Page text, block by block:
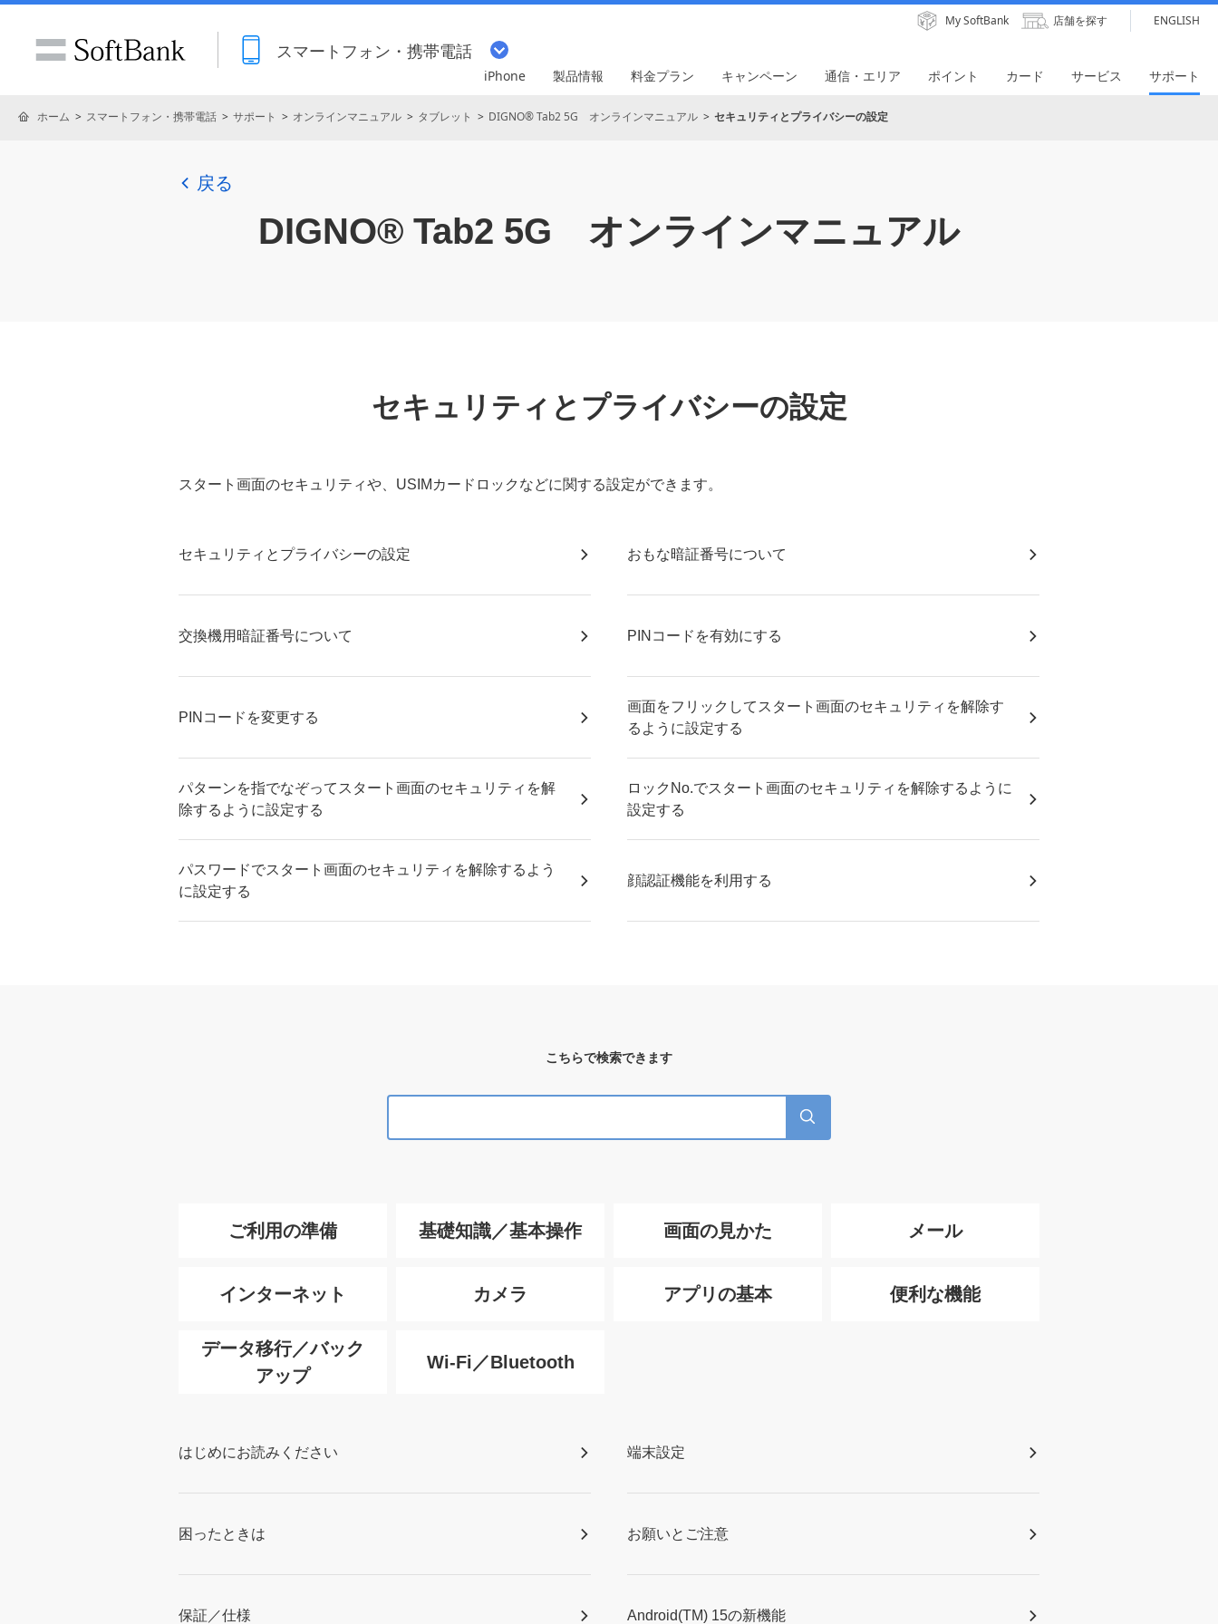
スマートフォン・携帯電話
My SoftBank 店舗を探す ENGLISH
iPhone 製品情報 料金プラン キャンペーン 通信・エリア ポイント カード サービス サポート
ホーム スマートフォン・携帯電話 サポート オンラインマニュアル タブレット DIGNO® Tab2 5G オンラインマニュアル セキュリティとプライバシーの設定
戻る
DIGNO® Tab2 5G オンラインマニュアル
セキュリティとプライバシーの設定
スタート画面のセキュリティや、USIMカードロックなどに関する設定ができます。
セキュリティとプライバシーの設定 おもな暗証番号について
交換機用暗証番号について PINコードを有効にする
PINコードを変更する
画面をフリックしてスタート画面のセキュリティを解除す
るように設定する
パターンを指でなぞってスタート画面のセキュリティを解
除するように設定する
ロックNo.でスタート画面のセキュリティを解除するように
設定する
パスワードでスタート画面のセキュリティを解除するよう
に設定する
顔認証機能を利用する
こちらで検索できます
ご利用の準備 基礎知識／基本操作 画面の見かた メール
インターネット カメラ アプリの基本 便利な機能
データ移行／バック
アップ
Wi-Fi／Bluetooth
はじめにお読みください 端末設定
困ったときは お願いとご注意
保証／仕様 Android(TM) 15の新機能